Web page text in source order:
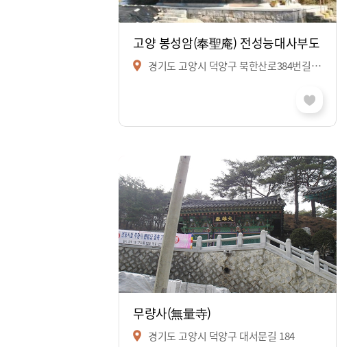
고양 봉성암(奉聖庵) 전성능대사부도
경기도 고양시 덕양구 북한산로384번길 19-40
무량사(無量寺)
경기도 고양시 덕양구 대서문길 184